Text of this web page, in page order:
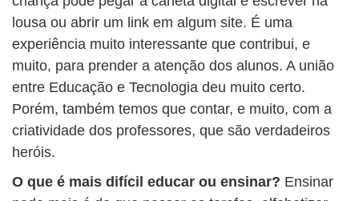
lousa ou abrir um link em algum site. É uma
experiência muito interessante que contribui, e
muito, para prender a atenção dos alunos. A união
entre Educação e Tecnologia deu muito certo.
Porém, também temos que contar, e muito, com a
criatividade dos professores, que são verdadeiros
heróis.
O que é mais difícil educar ou ensinar? Ensinar